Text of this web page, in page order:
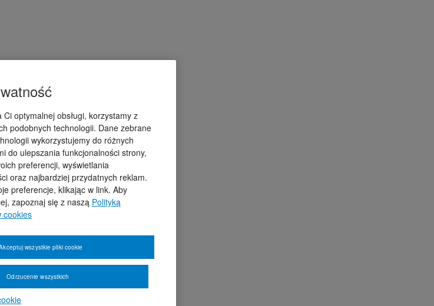
optymalnej obsługi, korzystamy z
podobnych technologii. Dane zebrane
wykorzystujemy do różnych
do ulepszania funkcjonalności strony,
preferencji, wyświetlania
oraz najbardziej przydatnych reklam.
preferencje, klikając w link. Aby
zapoznaj się z naszą Polityką
cookies
Odrzucenie wszystkich
wszystkie pliki cookie